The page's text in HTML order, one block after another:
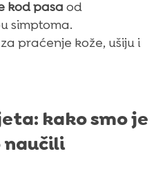
kod pasa od
simptoma.
praćenje kože, ušiju i
kako smo je
naučili